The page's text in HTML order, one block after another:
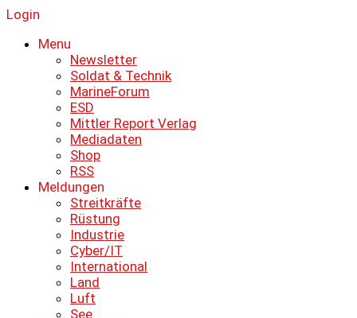
Login
Menu
Newsletter
Soldat & Technik
MarineForum
ESD
Mittler Report Verlag
Mediadaten
Shop
RSS
Meldungen
Streitkräfte
Rüstung
Industrie
Cyber/IT
International
Land
Luft
See